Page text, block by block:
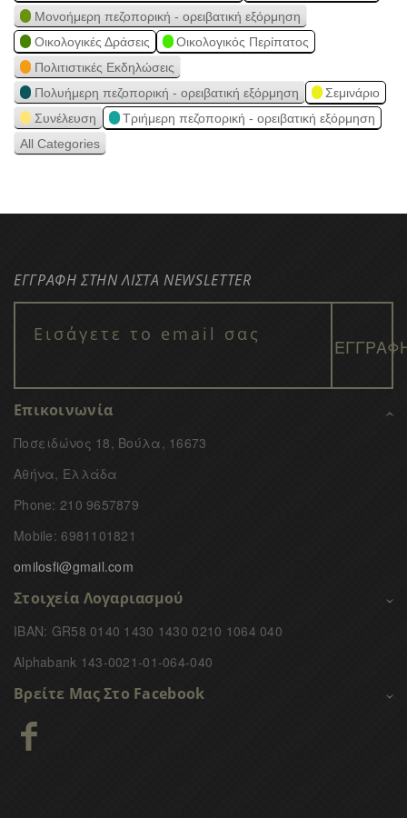
Μονοήμερη πεζοπορική - ορειβατική εξόρμηση
Οικολογικές Δράσεις
Οικολογικός Περίπατος
Πολιτιστικές Εκδηλώσεις
Πολυήμερη πεζοπορική - ορειβατική εξόρμηση
Σεμινάριο
Συνέλευση
Τριήμερη πεζοπορική - ορειβατική εξόρμηση
All Categories
ΕΓΓΡΑΦΗ ΣΤΗΝ ΛΙΣΤΑ NEWSLETTER
Επικοινωνία
Ποσειδώνος 18, Βούλα, 16673
Αθήνα, Ελλάδα
Phone: 210 9657879
Mobile: 6981101821
omilosfi@gmail.com
Στοιχεία Λογαριασμού
IBAN: GR58 0140 1430 1430 0210 1064 040
Alphabank 143-0021-01-064-040
Βρείτε Μας Στο Facebook